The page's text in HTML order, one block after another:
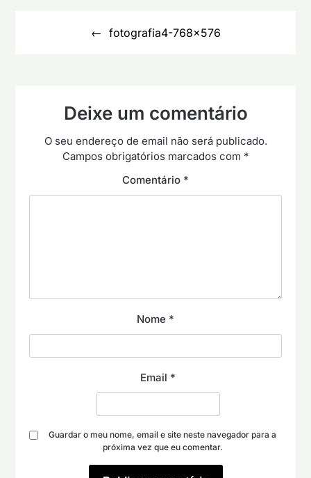
fotografia4-768×576
Deixe um comentário
O seu endereço de email não será publicado.
Campos obrigatórios marcados com *
Comentário *
Nome *
Email *
Guardar o meu nome, email e site neste navegador para a
próxima vez que eu comentar.